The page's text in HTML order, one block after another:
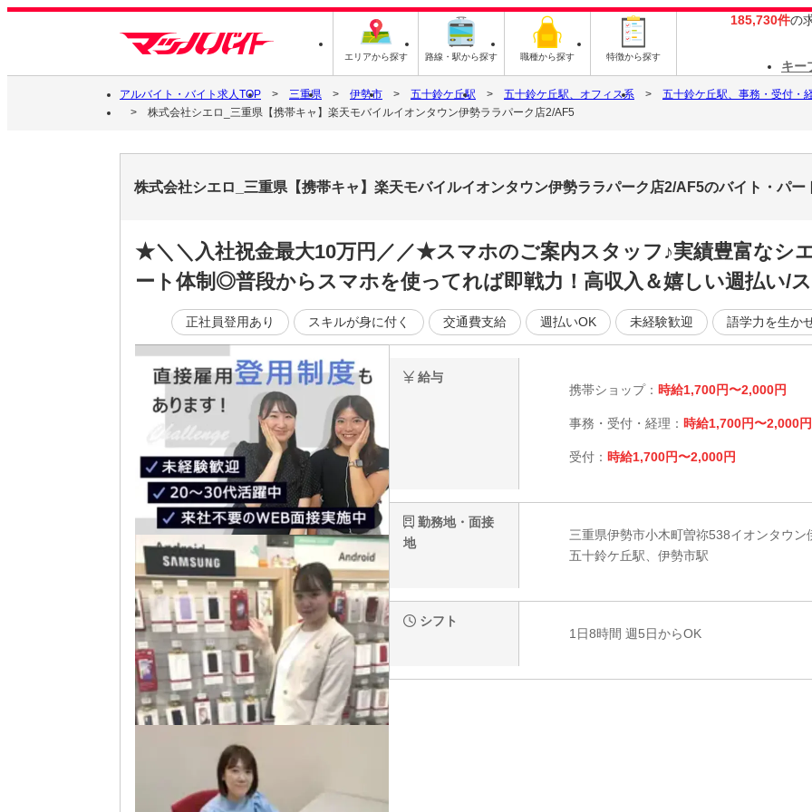
エリアから探す 路線・駅から探す 職種から探す 特徴から探す
185,730件の
キー
アルバイト・バイト求人TOP 三重県 伊勢市 五十鈴ケ丘駅 五十鈴ケ丘駅、オフィス系
五十鈴ケ丘駅、事務・受付・
株式会社シエロ_三重県【携帯キャ】楽天モバイルイオンタウン伊勢ララパーク店2/AF5
株式会社シエロ_三重県【携帯キャ】楽天モバイルイオンタウン伊勢ララパーク店2/AF5のバイト・パー
★＼＼入社祝金最大10万円／／★スマホのご案内スタッフ♪実績豊富なシ
ート体制◎普段からスマホを使ってれば即戦力！高収入＆嬉しい週払い/
正社員登用あり スキルが身に付く 交通費支給 週払いOK 未経験歓迎 語学力を生か
給与
携帯ショップ： 時給1,700円〜2,000円
事務・受付・経理： 時給1,700円〜2,000円
受付： 時給1,700円〜2,000円
勤務地・面接
地
三重県伊勢市小木町曽祢538イオンタウ
五十鈴ケ丘駅、伊勢市駅
シフト
1日8時間 週5日からOK